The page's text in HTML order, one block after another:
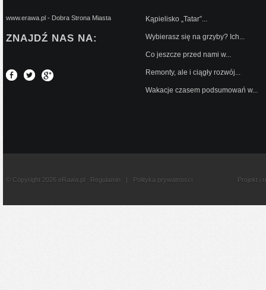
www.erawa.pl - Dobra Strona Miasta
ZNAJDŹ NAS NA:
Kąpielisko „Tatar”...
Wybierasz się na grzyby? Ich...
Co jeszcze przed nami w...
Remonty, ale i ciągły rozwój...
Wakacje czasem podsumowań w...
© Copyright 2026 eRawa.pl Regulamin | Polityka prywatnosci Projekt i